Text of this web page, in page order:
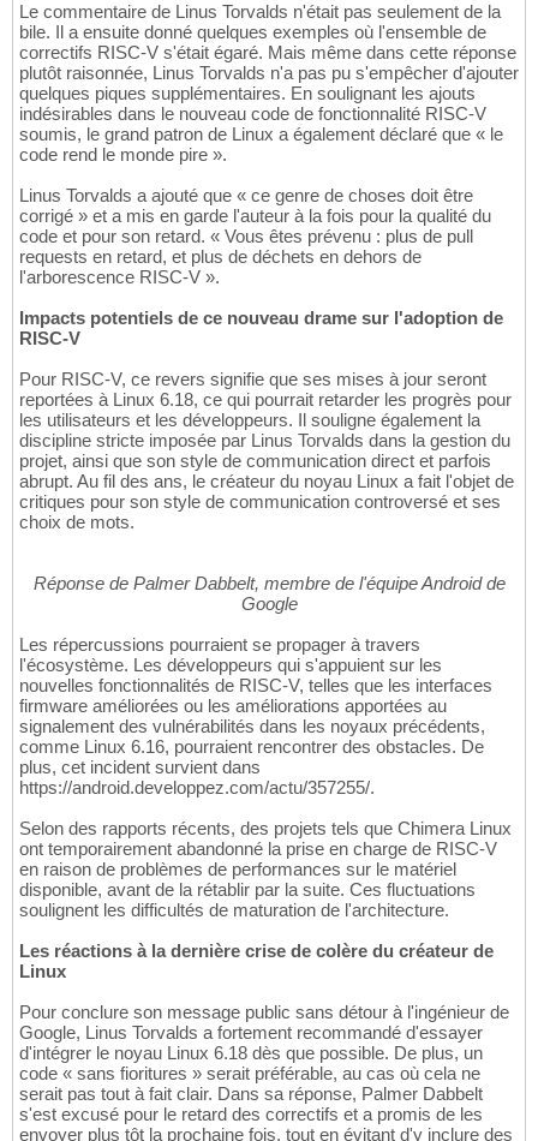
Le commentaire de Linus Torvalds n'était pas seulement de la
bile. Il a ensuite donné quelques exemples où l'ensemble de
correctifs RISC-V s'était égaré. Mais même dans cette réponse
plutôt raisonnée, Linus Torvalds n'a pas pu s'empêcher d'ajouter
quelques piques supplémentaires. En soulignant les ajouts
indésirables dans le nouveau code de fonctionnalité RISC-V
soumis, le grand patron de Linux a également déclaré que « le
code rend le monde pire ».
Linus Torvalds a ajouté que « ce genre de choses doit être
corrigé » et a mis en garde l'auteur à la fois pour la qualité du
code et pour son retard. « Vous êtes prévenu : plus de pull
requests en retard, et plus de déchets en dehors de
l'arborescence RISC-V ».
Impacts potentiels de ce nouveau drame sur l'adoption de
RISC-V
Pour RISC-V, ce revers signifie que ses mises à jour seront
reportées à Linux 6.18, ce qui pourrait retarder les progrès pour
les utilisateurs et les développeurs. Il souligne également la
discipline stricte imposée par Linus Torvalds dans la gestion du
projet, ainsi que son style de communication direct et parfois
abrupt. Au fil des ans, le créateur du noyau Linux a fait l'objet de
critiques pour son style de communication controversé et ses
choix de mots.
Réponse de Palmer Dabbelt, membre de l'équipe Android de
Google
Les répercussions pourraient se propager à travers
l'écosystème. Les développeurs qui s'appuient sur les
nouvelles fonctionnalités de RISC-V, telles que les interfaces
firmware améliorées ou les améliorations apportées au
signalement des vulnérabilités dans les noyaux précédents,
comme Linux 6.16, pourraient rencontrer des obstacles. De
plus, cet incident survient dans
https://android.developpez.com/actu/357255/.
Selon des rapports récents, des projets tels que Chimera Linux
ont temporairement abandonné la prise en charge de RISC-V
en raison de problèmes de performances sur le matériel
disponible, avant de la rétablir par la suite. Ces fluctuations
soulignent les difficultés de maturation de l'architecture.
Les réactions à la dernière crise de colère du créateur de
Linux
Pour conclure son message public sans détour à l'ingénieur de
Google, Linus Torvalds a fortement recommandé d'essayer
d'intégrer le noyau Linux 6.18 dès que possible. De plus, un
code « sans fioritures » serait préférable, au cas où cela ne
serait pas tout à fait clair. Dans sa réponse, Palmer Dabbelt
s'est excusé pour le retard des correctifs et a promis de les
envoyer plus tôt la prochaine fois, tout en évitant d'y inclure des